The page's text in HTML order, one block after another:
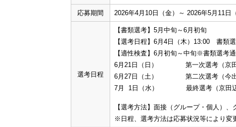
応募期間 2026年4月10日（金）～ 2026年5月11日
選考日程
【書類選考】5月中旬～6月初旬
【選考日程】6月4日（木）13:00 書類
【適性検査】6月初旬～中旬※書類選考
6月21日（日） 第一次選考（京田
6月27日（土） 第二次選考（今出川
7月 1日（水） 最終選考（京田辺
【選考方法】面接（グループ・個人）
※日程、選考方法は応募状況等により変